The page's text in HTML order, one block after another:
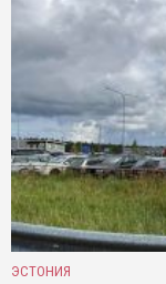
ЭСТОНИЯ